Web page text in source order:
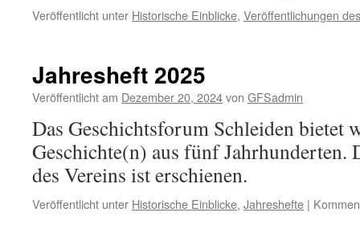
Veröffentlicht unter Historische Einblicke, Veröffentlichungen
Jahresheft 2025
Veröffentlicht am Dezember 20, 2024von GFSadmin
Das Geschichtsforum Schleiden bietet
Geschichte(n) aus fünf Jahrhunderten.
des Vereins ist erschienen.
Veröffentlicht unter Historische Einblicke, Jahreshefte |